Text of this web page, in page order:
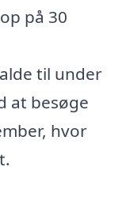
på 30
til under
at besøge
hvor